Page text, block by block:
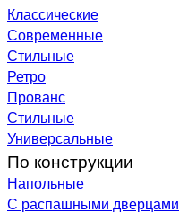
Классические
Современные
Стильные
Ретро
Прованс
Стильные
Универсальные
По конструкции
Напольные
С распашными дверцами